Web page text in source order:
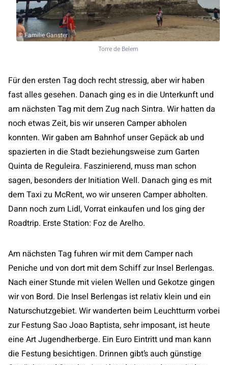
© Familie Ganster
Torre de Belem
Für den ersten Tag doch recht stressig, aber wir haben
fast alles gesehen. Danach ging es in die Unterkunft und
am nächsten Tag mit dem Zug nach Sintra. Wir hatten da
noch etwas Zeit, bis wir unseren Camper abholen
konnten. Wir gaben am Bahnhof unser Gepäck ab und
spazierten in die Stadt beziehungsweise zum Garten
Quinta de Reguleira. Faszinierend, muss man schon
sagen, besonders der Initiation Well. Danach ging es mit
dem Taxi zu McRent, wo wir unseren Camper abholten.
Dann noch zum Lidl, Vorrat einkaufen und los ging der
Roadtrip. Erste Station: Foz de Arelho.
Am nächsten Tag fuhren wir mit dem Camper nach
Peniche und von dort mit dem Schiff zur Insel Berlengas.
Nach einer Stunde mit vielen Wellen und Gekotze gingen
wir von Bord. Die Insel Berlengas ist relativ klein und ein
Naturschutzgebiet. Wir wanderten beim Leuchtturm vorbei
zur Festung Sao Joao Baptista, sehr imposant, ist heute
eine Art Jugendherberge. Ein Euro Eintritt und man kann
die Festung besichtigen. Drinnen gibt’s auch günstige